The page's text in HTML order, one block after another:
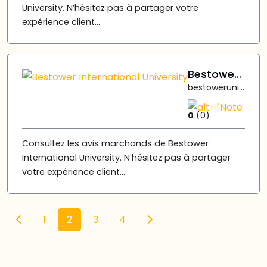
University. N’hésitez pas à partager votre
expérience client...
Bestower International University
bestoweruniversity.com
0 (0)
Consultez les avis marchands de Bestower
International University. N’hésitez pas à partager
votre expérience client...
1 2 3 4